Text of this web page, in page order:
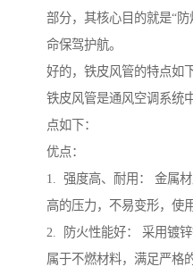
部分，其核心目的就是“
命保驾护航。
好的，铁皮风管的特点如下
铁皮风管是通风空调系统
点如下：
优点：
1. 强度高、耐用： 金属
高的压力，不易变形，使
2. 防火性能好： 采用镀锌
属于不燃材料，满足严格